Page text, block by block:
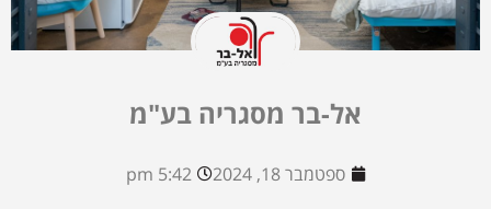
אל-בר מסגריה בע"מ
ספטמבר 18, 2024
5:42 pm